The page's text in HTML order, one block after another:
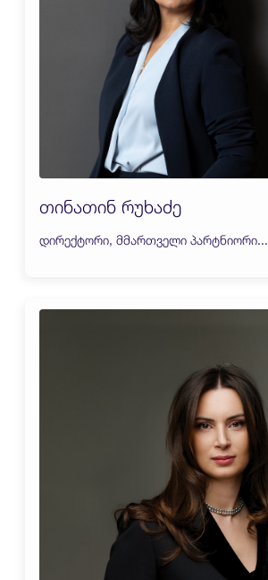
თინათინ რუხაძე
დირექტორი, მმართველი პარტნიორი...